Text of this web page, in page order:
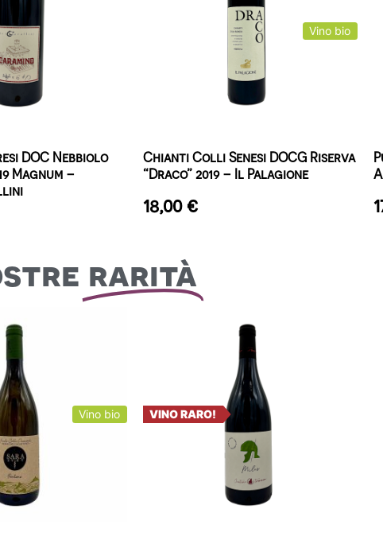
DOC Nebbiolo
Magnum –
Vino bio
Chianti Colli Senesi DOCG Riserva
“Draco” 2019 – Il Palagione
18,00€
rarità
Vino bio VINO RARO!